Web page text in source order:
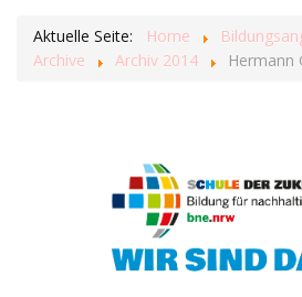
Aktuelle Seite: Home
Archive
Archiv 2014 Hermann